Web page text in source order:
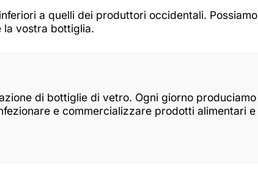
a quelli dei produttori occidentali. Possiamo
la vostra bottiglia.
di bottiglie di vetro. Ogni giorno produciamo
e commercializzare prodotti alimentari e